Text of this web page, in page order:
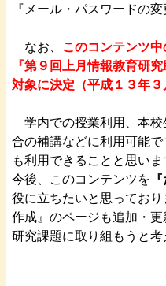
『メール・パスワードの
なお、 このコンテンツ
『第９回上月情報教育研
対象に決定（平成１３年
学内での授業利用、本校
合の補講などに利用可能
も利用できることと思いま
今後、このコンテンツを
役に立ちたいと思ってお
作成』のページも追加・
研究課題に取り組もうと